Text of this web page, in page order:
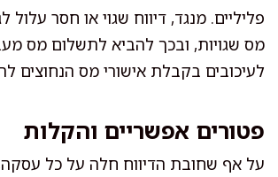
פליליים. מנגד, דיווח שגוי או חסר עלול
מס שגויות, ובכך להביא לתשלום מס
לעיכובים בקבלת אישורי מס
פטורים אפשריים והקלות
על אף שחובת הדיווח חלה על כל